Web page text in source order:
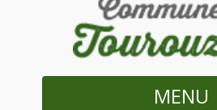
MENU